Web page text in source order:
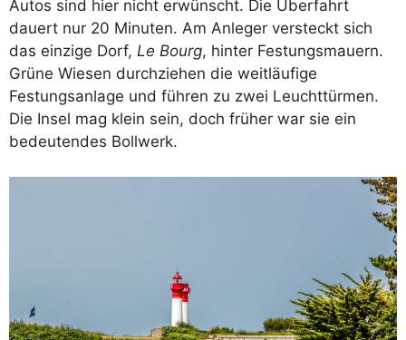
Autos sind hier nicht erwünscht. Die Überfahrt
dauert nur 20 Minuten. Am Anleger versteckt sich
das einzige Dorf, Le Bourg, hinter Festungsmauern.
Grüne Wiesen durchziehen die weitläufige
Festungsanlage und führen zu zwei Leuchttürmen.
Die Insel mag klein sein, doch früher war sie ein
bedeutendes Bollwerk.